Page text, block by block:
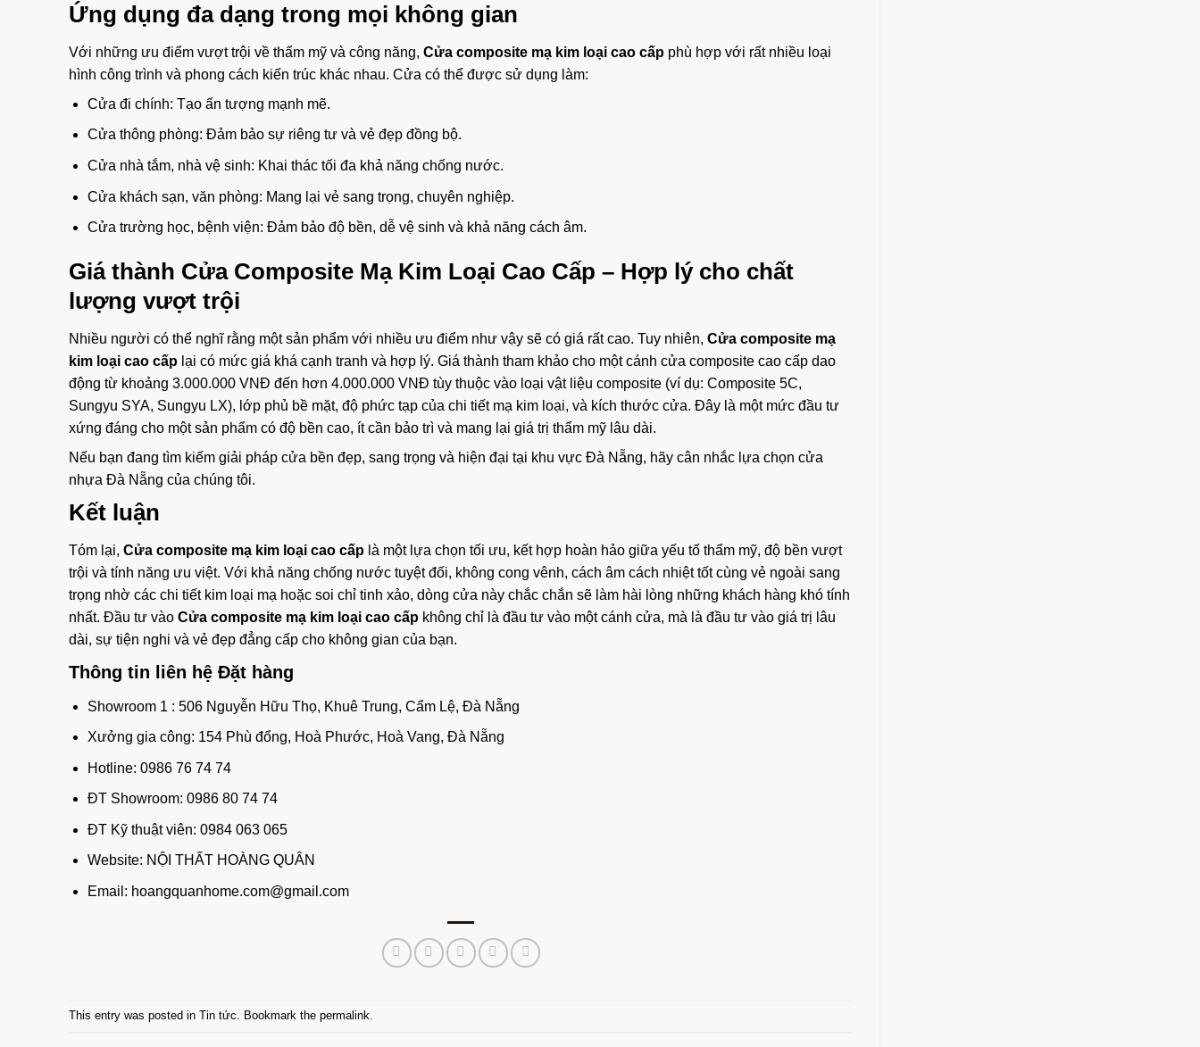
Ứng dụng đa dạng trong mọi không gian
Với những ưu điểm vượt trội về thẩm mỹ và công năng, Cửa composite mạ kim loại cao cấp phù hợp với rất nhiều loại
hình công trình và phong cách kiến trúc khác nhau. Cửa có thể được sử dụng làm:
Cửa đi chính: Tạo ấn tượng mạnh mẽ.
Cửa thông phòng: Đảm bảo sự riêng tư và vẻ đẹp đồng bộ.
Cửa nhà tắm, nhà vệ sinh: Khai thác tối đa khả năng chống nước.
Cửa khách sạn, văn phòng: Mang lại vẻ sang trọng, chuyên nghiệp.
Cửa trường học, bệnh viện: Đảm bảo độ bền, dễ vệ sinh và khả năng cách âm.
Giá thành Cửa Composite Mạ Kim Loại Cao Cấp – Hợp lý cho chất
lượng vượt trội
Nhiều người có thể nghĩ rằng một sản phẩm với nhiều ưu điểm như vậy sẽ có giá rất cao. Tuy nhiên, Cửa composite mạ
kim loại cao cấp lại có mức giá khá cạnh tranh và hợp lý. Giá thành tham khảo cho một cánh cửa composite cao cấp dao
động từ khoảng 3.000.000 VNĐ đến hơn 4.000.000 VNĐ tùy thuộc vào loại vật liệu composite (ví dụ: Composite 5C,
Sungyu SYA, Sungyu LX), lớp phủ bề mặt, độ phức tạp của chi tiết mạ kim loại, và kích thước cửa. Đây là một mức đầu tư
xứng đáng cho một sản phẩm có độ bền cao, ít cần bảo trì và mang lại giá trị thẩm mỹ lâu dài.
Nếu bạn đang tìm kiếm giải pháp cửa bền đẹp, sang trọng và hiện đại tại khu vực Đà Nẵng, hãy cân nhắc lựa chọn cửa
nhựa Đà Nẵng của chúng tôi.
Kết luận
Tóm lại, Cửa composite mạ kim loại cao cấp là một lựa chọn tối ưu, kết hợp hoàn hảo giữa yếu tố thẩm mỹ, độ bền vượt
trội và tính năng ưu việt. Với khả năng chống nước tuyệt đối, không cong vênh, cách âm cách nhiệt tốt cùng vẻ ngoài sang
trọng nhờ các chi tiết kim loại mạ hoặc soi chỉ tinh xảo, dòng cửa này chắc chắn sẽ làm hài lòng những khách hàng khó tính
nhất. Đầu tư vào Cửa composite mạ kim loại cao cấp không chỉ là đầu tư vào một cánh cửa, mà là đầu tư vào giá trị lâu
dài, sự tiện nghi và vẻ đẹp đẳng cấp cho không gian của bạn.
Thông tin liên hệ Đặt hàng
Showroom 1 : 506 Nguyễn Hữu Thọ, Khuê Trung, Cẩm Lệ, Đà Nẵng
Xưởng gia công: 154 Phù đổng, Hoà Phước, Hoà Vang, Đà Nẵng
Hotline: 0986 76 74 74
ĐT Showroom: 0986 80 74 74
ĐT Kỹ thuật viên: 0984 063 065
Website: NỘI THẤT HOÀNG QUÂN
Email: hoangquanhome.com@gmail.com
This entry was posted in Tin tức. Bookmark the permalink.